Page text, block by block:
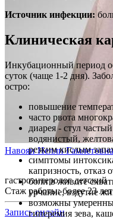
Навоян Нелли Гамлетовна
гастроэнтеролог детский
Стаж работы: более 23 лет
Запись онлайн
Источник инфекции:
Клиническая
Инкубационный период
суток (чаще 1-2 дня).
остро:
повышение
часто рвота
диарея - стул
водянистый,
резким кислым
симптомы
капризность, отказ
боли в животе
урчание, вздутие
возможны
гиперемия зева,